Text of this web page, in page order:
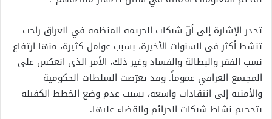
تجدر الإشارة إلى أنّ شبكات الجريمة المنظمة في العراق راحت
تنشط أكثر في السنوات الأخيرة، بسبب عوامل كثيرة، منها ارتفاع
نسب الفقر والبطالة والفساد وغير ذلك، الأمر الذي انعكس على
المجتمع العراقي عموماً. وقد تعرّضت السلطات الحكومية
والأمنية إلى انتقادات واسعة، بسبب عدم وضع الخطط الكفيلة
بتحجيم نشاط شبكات الجرائم والقضاء عليها.